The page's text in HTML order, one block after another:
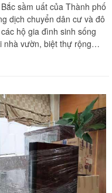
sầm uất của Thành phố
dịch chuyển dân cư và đô
hộ gia đình sinh sống
nhà vườn, biệt thự rộng
trần. Khi dời tổ ấm vượt
thành vào trung tâm
vận chuyển an toàn khối
nhất của gia chủ. Chuyển
nhà trọn gói chuyên
mọi cấu trúc mộc và
cần khảo sát địa hình
hãy gọi ngay hotline
từ 3/2 về đường Cộng
dịch vụ chuyển nhà
công ty Khôi
ơn quý công ty.